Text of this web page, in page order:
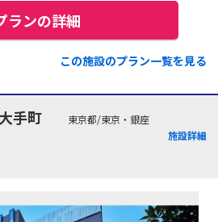
ランの詳細
この施設のプラン一覧を見る
手町
東京都/東京・銀座
施設詳細